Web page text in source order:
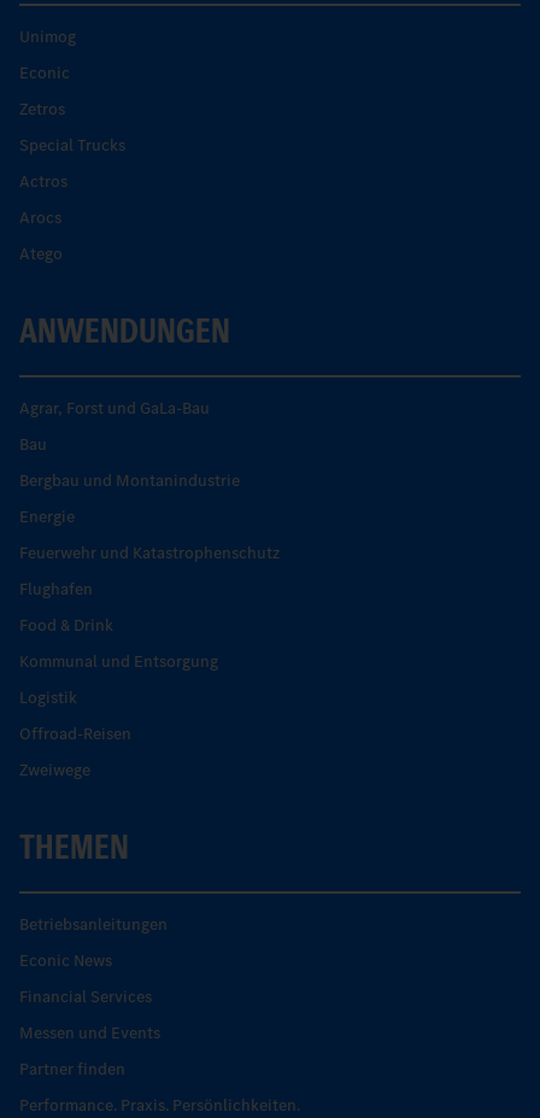
Unimog
Econic
Zetros
Special Trucks
Actros
Arocs
Atego
ANWENDUNGEN
Agrar, Forst und GaLa-Bau
Bau
Bergbau und Montanindustrie
Energie
Feuerwehr und Katastrophenschutz
Flughafen
Food & Drink
Kommunal und Entsorgung
Logistik
Offroad-Reisen
Zweiwege
THEMEN
Betriebsanleitungen
Econic News
Financial Services
Messen und Events
Partner finden
Performance. Praxis. Persönlichkeiten.